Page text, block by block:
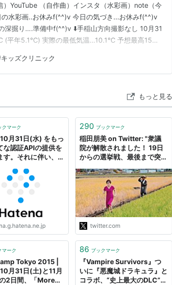
data00/birth-1031.htm
data04/death-1031.htm
data02/media-1031.htm
YouTube （自作曲）インスタ（水彩画）note（今
水彩画..お休みf(^^)v 今日の気づき...お休みf(^^)v
深掘り….準備中f(^^)v ⬇️手稲山方向撮影なし 10月31
平年5.1℃) 実際の最低気温…10.1℃ 予想最高15℃
キッズクリニック
もっと見る
クマーク
月31日(水) をもっ
な認証APIの提供を
す。それに伴い、
はてなの日記 - 機能
知らせなど
290 ブックマーク
稲田朋美 on Twitter: "衆議
院が解散されました！ 19日
からの選挙戦、最後まで突っ
日です🎃
https://t.co/WRrfAxPDaP"
twitter.com
マーク
Tokyo 2015 |
月31日(土)と11月
2日間、「More
86 ブックマーク
『Vampire Survivors』つ
いに『悪魔城ドラキュラ』と
コラボ、“史上最大のDLC”と